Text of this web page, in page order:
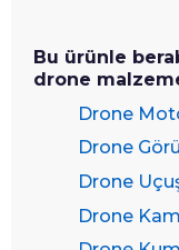
Bu ürünle
drone
Drone
Drone
Drone
Drone